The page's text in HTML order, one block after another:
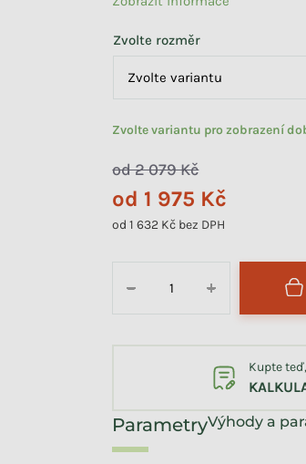
od 2 079 Kč
od 1 975 Kč
od1 632 Kč bez DPH
Zvolte variantu pro zobrazení
Zvolte rozměr
+
−
Výhody a
Kupte